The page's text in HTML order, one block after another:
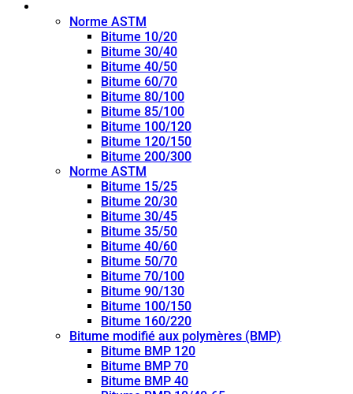
Norme ASTM
Bitume 10/20
Bitume 30/40
Bitume 40/50
Bitume 60/70
Bitume 80/100
Bitume 85/100
Bitume 100/120
Bitume 120/150
Bitume 200/300
Norme ASTM
Bitume 15/25
Bitume 20/30
Bitume 30/45
Bitume 35/50
Bitume 40/60
Bitume 50/70
Bitume 70/100
Bitume 90/130
Bitume 100/150
Bitume 160/220
Bitume modifié aux polymères (BMP)
Bitume BMP 120
Bitume BMP 70
Bitume BMP 40